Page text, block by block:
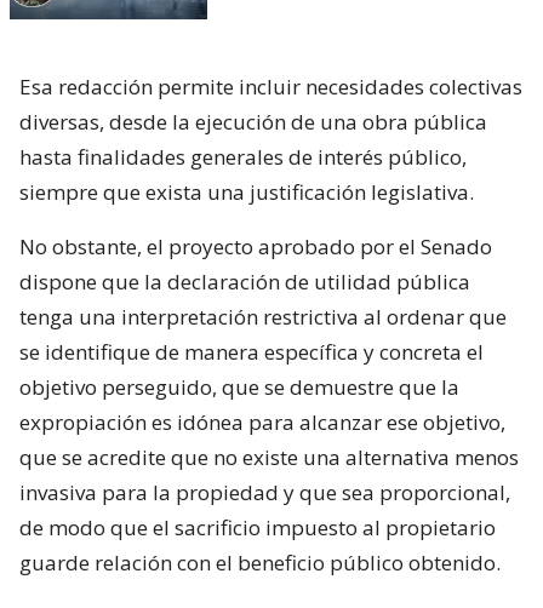
Esa redacción permite incluir necesidades colectivas
diversas, desde la ejecución de una obra pública
hasta finalidades generales de interés público,
siempre que exista una justificación legislativa.
No obstante, el proyecto aprobado por el Senado
dispone que la declaración de utilidad pública
tenga una interpretación restrictiva al ordenar que
se identifique de manera específica y concreta el
objetivo perseguido, que se demuestre que la
expropiación es idónea para alcanzar ese objetivo,
que se acredite que no existe una alternativa menos
invasiva para la propiedad y que sea proporcional,
de modo que el sacrificio impuesto al propietario
guarde relación con el beneficio público obtenido.